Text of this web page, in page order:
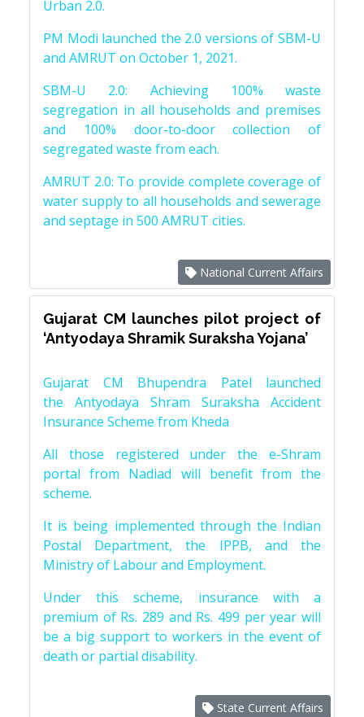
Urban 2.0.
PM Modi launched the 2.0 versions of SBM-U
and AMRUT on October 1, 2021.
SBM-U 2.0: Achieving 100% waste
segregation in all households and premises
and 100% door-to-door collection of
segregated waste from each.
AMRUT 2.0: To provide complete coverage of
water supply to all households and sewerage
and septage in 500 AMRUT cities.
National Current Affairs
Gujarat CM launches pilot project of
‘Antyodaya Shramik Suraksha Yojana’
Gujarat CM Bhupendra Patel launched
the Antyodaya Shram Suraksha Accident
Insurance Scheme from Kheda
All those registered under the e-Shram
portal from Nadiad will benefit from the
scheme.
It is being implemented through the Indian
Postal Department, the IPPB, and the
Ministry of Labour and Employment.
Under this scheme, insurance with a
premium of Rs. 289 and Rs. 499 per year will
be a big support to workers in the event of
death or partial disability.
State Current Affairs